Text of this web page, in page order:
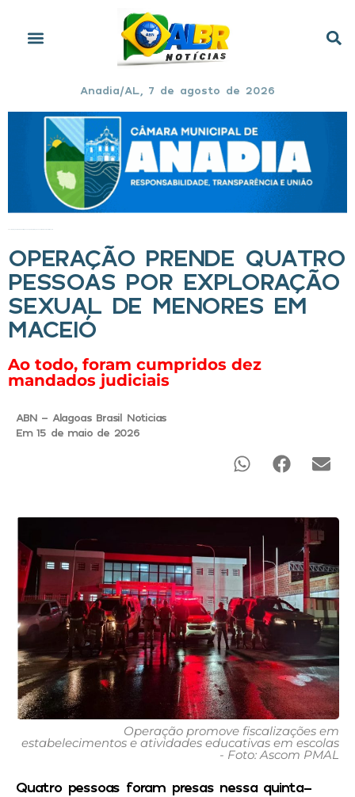
Anadia/AL, 7 de agosto de 2026
OPERAÇÃO PRENDE QUATRO
PESSOAS POR EXPLORAÇÃO
SEXUAL DE MENORES EM
MACEIÓ
Ao todo, foram cumpridos dez
mandados judiciais
ABN - Alagoas Brasil Noticias
Em 15 de maio de 2026
Operação promove fiscalizações em
estabelecimentos e atividades educativas em escolas
- Foto: Ascom PMAL
Quatro pessoas foram presas nessa quinta-